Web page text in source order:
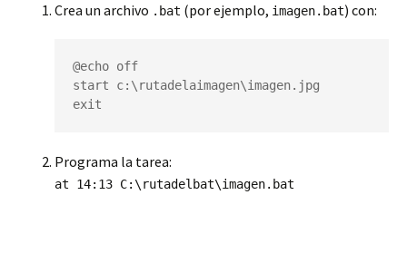
Crea un archivo .bat (por ejemplo, imagen.bat) con:
@echo off
start c:\rutadelaimagen\imagen.jpg
exit
Programa la tarea:
at 14:13 C:\rutadelbat\imagen.bat